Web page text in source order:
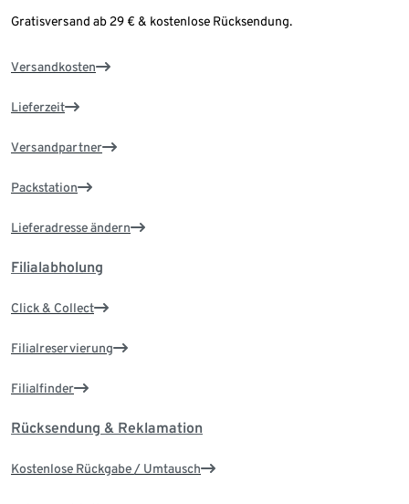
Gratisversand ab 29 € & kostenlose Rücksendung.
Versandkosten
Lieferzeit
Versandpartner
Packstation
Lieferadresse ändern
Filialabholung
Click & Collect
Filialreservierung
Filialfinder
Rücksendung & Reklamation
Kostenlose Rückgabe / Umtausch